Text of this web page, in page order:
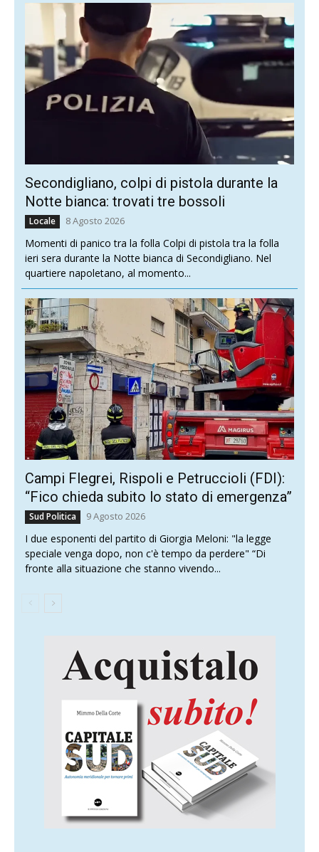
Secondigliano, colpi di pistola durante la
Notte bianca: trovati tre bossoli
Locale 8 Agosto 2026
Momenti di panico tra la folla Colpi di pistola tra la folla
ieri sera durante la Notte bianca di Secondigliano. Nel
quartiere napoletano, al momento...
Campi Flegrei, Rispoli e Petruccioli (FDI):
“Fico chieda subito lo stato di emergenza”
Sud Politica 9 Agosto 2026
I due esponenti del partito di Giorgia Meloni: "la legge
speciale venga dopo, non c'è tempo da perdere" “Di
fronte alla situazione che stanno vivendo...